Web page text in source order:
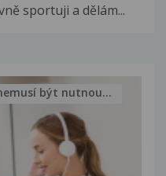
sportuji a dělám...
být nutnou...